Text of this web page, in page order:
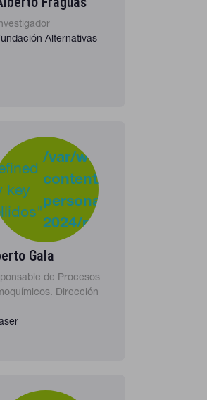
Alternativas
key
/var/www/clients/
content/plugins/
personas-
2024/
Gala
de Procesos
Dirección